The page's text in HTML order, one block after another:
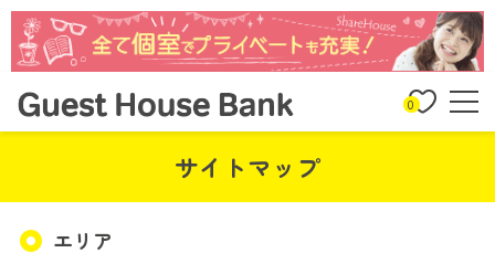
0
サイトマップ
エリア